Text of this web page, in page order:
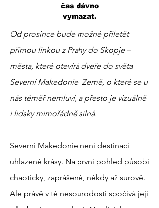
čas dávno
vymazat.
Od prosince bude možné přiletět
přímou linkou z Prahy do Skopje –
města, které otevírá dveře do světa
Severní Makedonie. Země, o které se u
nás téměř nemluví, a přesto je vizuálně
i lidsky mimořádně silná.
Severní Makedonie není destinací
uhlazené krásy. Na první pohled působí
chaoticky, zaprášeně, někdy až surově.
Ale právě v té nesourodosti spočívá její